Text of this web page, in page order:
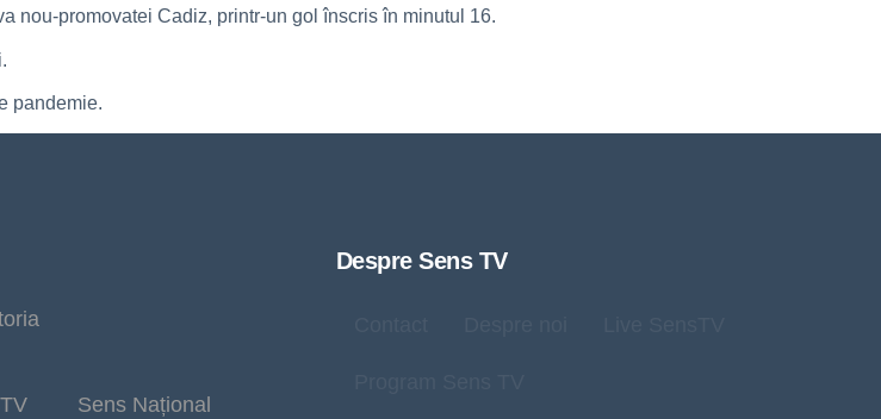
nou-promovatei Cadiz, printr-un gol înscris în minutul 16.
pandemie.
Sens Național
Despre Sens TV